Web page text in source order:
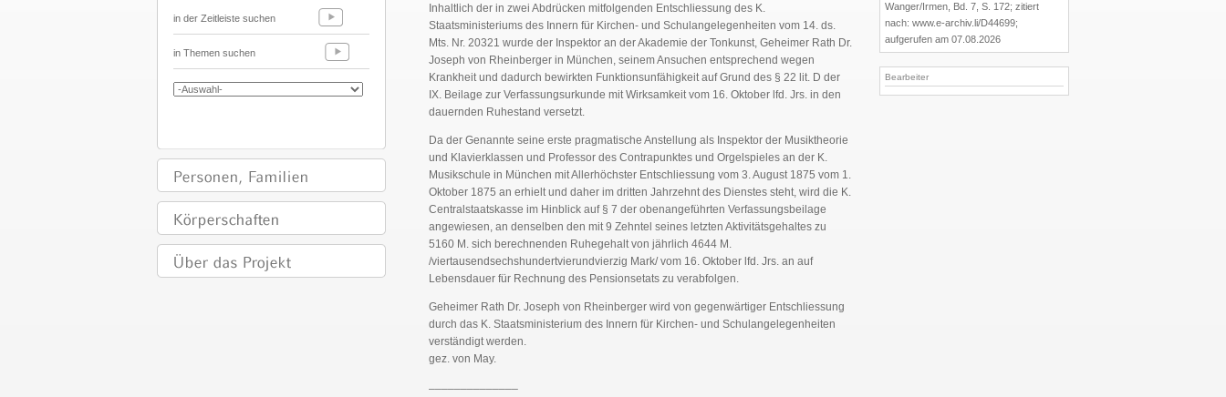
in der Zeitleiste suchen
in Themen suchen
Inhaltlich der in zwei Abdrücken mitfolgenden Entschliessung des K.
Staatsministeriums des Innern für Kirchen- und Schulangelegenheiten vom 14. ds.
Mts. Nr. 20321 wurde der Inspektor an der Akademie der Tonkunst, Geheimer Rath Dr.
Joseph von Rheinberger in München, seinem Ansuchen entsprechend wegen
Krankheit und dadurch bewirkten Funktionsunfähigkeit auf Grund des § 22 lit. D der
IX. Beilage zur Verfassungsurkunde mit Wirksamkeit vom 16. Oktober lfd. Jrs. in den
dauernden Ruhestand versetzt.
Da der Genannte seine erste pragmatische Anstellung als Inspektor der Musiktheorie
und Klavierklassen und Professor des Contrapunktes und Orgelspieles an der K.
Musikschule in München mit Allerhöchster Entschliessung vom 3. August 1875 vom 1.
Oktober 1875 an erhielt und daher im dritten Jahrzehnt des Dienstes steht, wird die K.
Centralstaatskasse im Hinblick auf § 7 der obenangeführten Verfassungsbeilage
angewiesen, an denselben den mit 9 Zehntel seines letzten Aktivitätsgehaltes zu
5160 M. sich berechnenden Ruhegehalt von jährlich 4644 M.
/viertausendsechshundertvierundvierzig Mark/ vom 16. Oktober lfd. Jrs. an auf
Lebensdauer für Rechnung des Pensionsetats zu verabfolgen.
Geheimer Rath Dr. Joseph von Rheinberger wird von gegenwärtiger Entschliessung
durch das K. Staatsministerium des Innern für Kirchen- und Schulangelegenheiten
verständigt werden.
gez. von May.
Wanger/Irmen, Bd. 7, S. 172; zitiert
nach: www.e-archiv.li/D44699;
aufgerufen am 07.08.2026
Bearbeiter